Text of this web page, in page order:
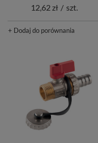
12,62 zł / szt.
+ Dodaj do porównania